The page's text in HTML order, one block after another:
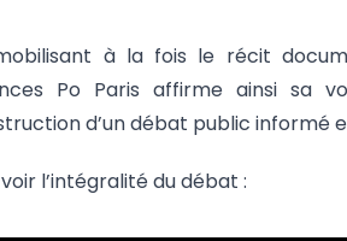
à la fois le récit
Po Paris affirme ainsi sa
d’un débat public informé
l’intégralité du débat :